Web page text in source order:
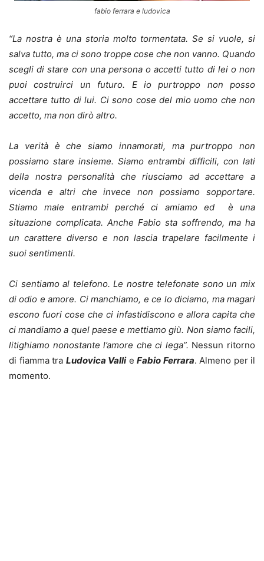
fabio ferrara e ludovica
“La nostra è una storia molto tormentata. Se si vuole, si
salva tutto, ma ci sono troppe cose che non vanno. Quando
scegli di stare con una persona o accetti tutto di lei o non
puoi costruirci un futuro. E io purtroppo non posso
accettare tutto di lui. Ci sono cose del mio uomo che non
accetto, ma non dirò altro.
La verità è che siamo innamorati, ma purtroppo non
possiamo stare insieme. Siamo entrambi difficili, con lati
della nostra personalità che riusciamo ad accettare a
vicenda e altri che invece non possiamo sopportare.
Stiamo male entrambi perché ci amiamo ed è una
situazione complicata. Anche Fabio sta soffrendo, ma ha
un carattere diverso e non lascia trapelare facilmente i
suoi sentimenti.
Ci sentiamo al telefono. Le nostre telefonate sono un mix
di odio e amore. Ci manchiamo, e ce lo diciamo, ma magari
escono fuori cose che ci infastidiscono e allora capita che
ci mandiamo a quel paese e mettiamo giù. Non siamo facili,
litighiamo nonostante l’amore che ci lega”. Nessun ritorno
di fiamma tra Ludovica Valli e Fabio Ferrara. Almeno per il
momento.